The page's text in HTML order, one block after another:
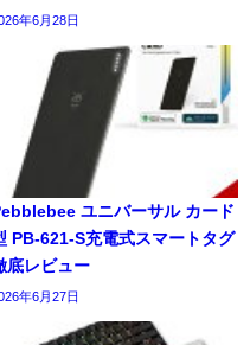
年6月28日
ユニバーサル カード
PB-621-S充電式スマートタグ
底レビュー
年6月27日